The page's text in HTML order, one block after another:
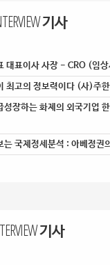
기사
대표이사 사장 - CRO (임
최고의 정보력이다 (사)주
성장하는 화제의 외국기업 한
는 국제정세분석 : 아베정권
기사